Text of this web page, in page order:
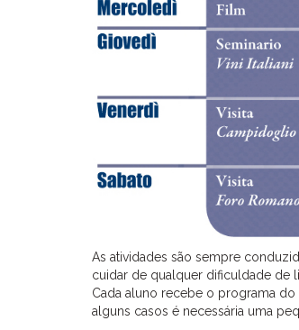
As atividades são sempre
cuidar de qualquer dificuldade de
Cada aluno recebe o programa do
alguns casos é necessária uma